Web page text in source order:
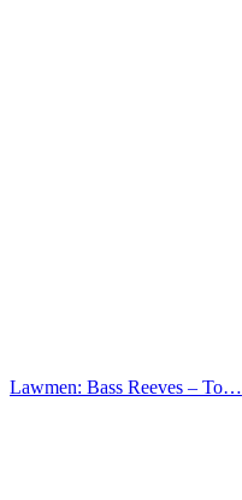
Lawmen: Bass Reeves – Το…